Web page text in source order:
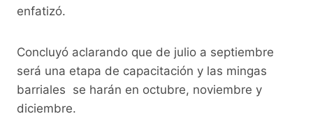
enfatizó.
Concluyó aclarando que de julio a septiembre
será una etapa de capacitación y las mingas
barriales se harán en octubre, noviembre y
diciembre.